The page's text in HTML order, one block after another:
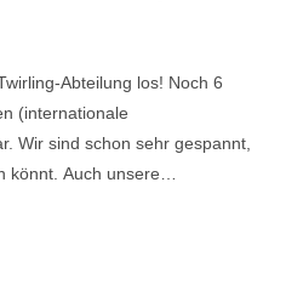
Abteilung los! Noch 6
(internationale
Wir sind schon sehr gespannt,
könnt. Auch unsere…